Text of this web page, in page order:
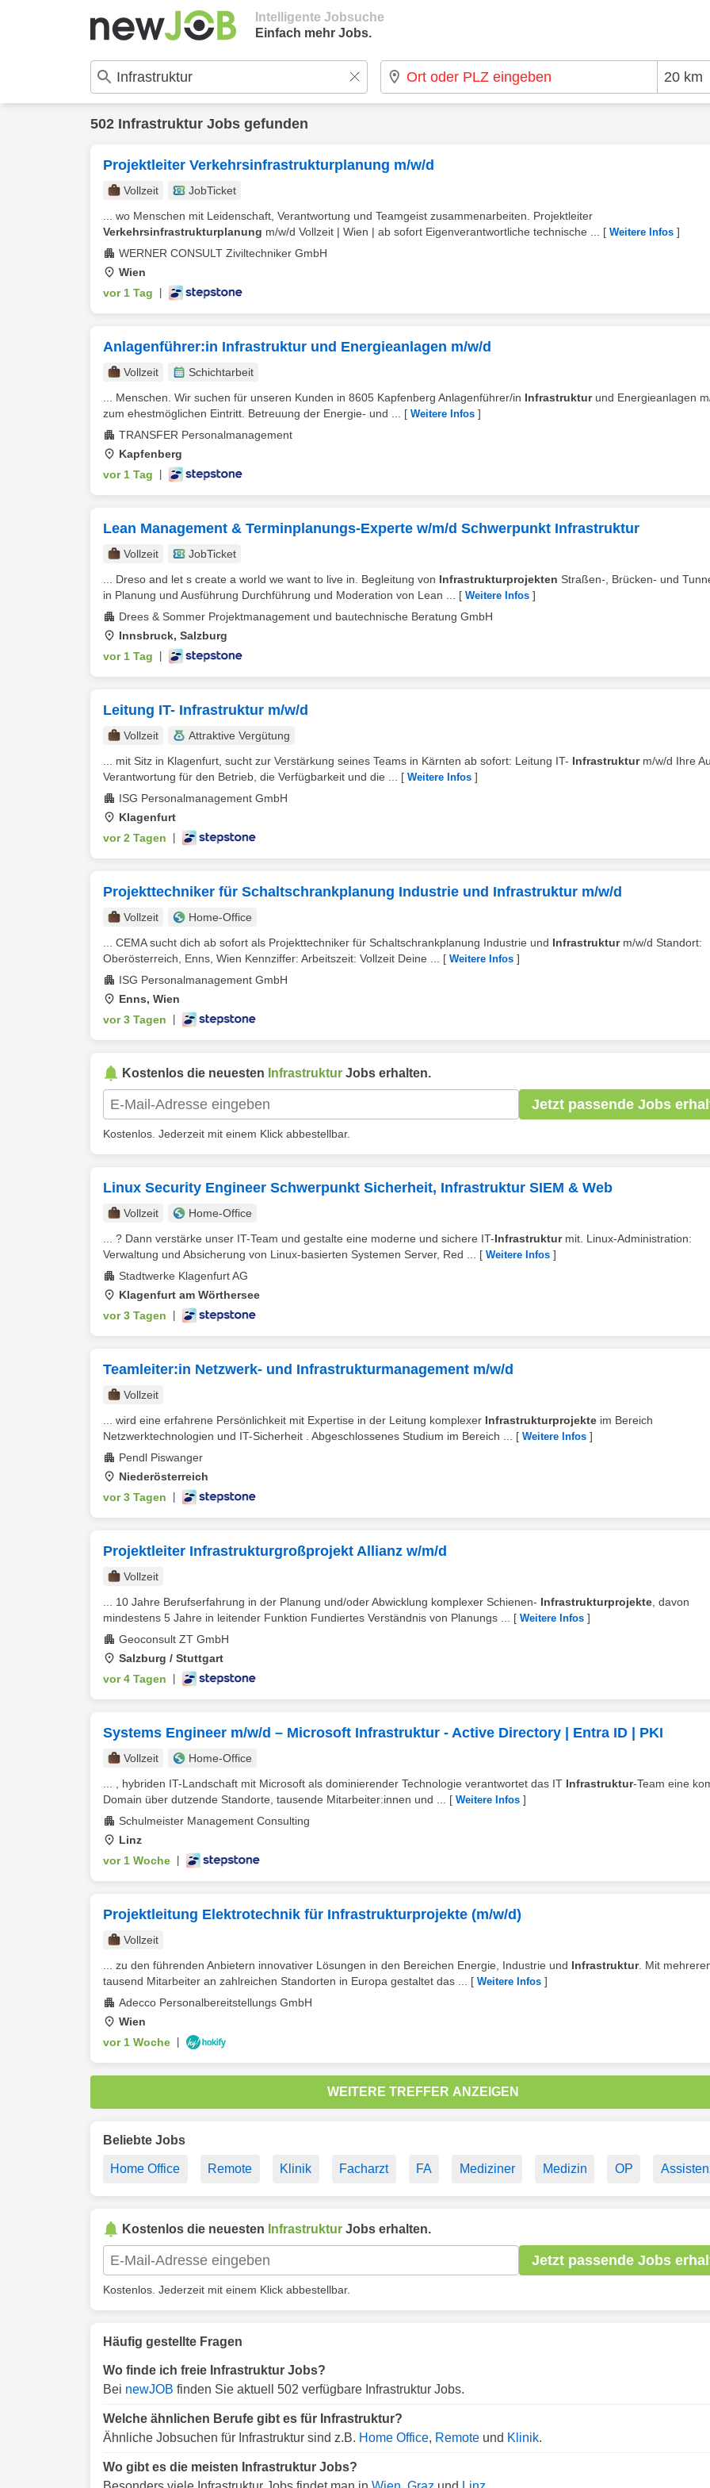
Intelligente Jobsuche
Einfach mehr Jobs.
502 Infrastruktur Jobs gefunden
Projektleiter Verkehrsinfrastrukturplanung m/w/d
Vollzeit
JobTicket
... wo Menschen mit Leidenschaft, Verantwortung und Teamgeist zusammenarbeiten. Projektleiter
Verkehrsinfrastrukturplanung m/w/d Vollzeit | Wien | ab sofort Eigenverantwortliche technische ... [ Weitere Infos ]
WERNER CONSULT Ziviltechniker GmbH
Wien
vor 1 Tag
Anlagenführer:in Infrastruktur und Energieanlagen m/w/d
Vollzeit
Schichtarbeit
... Menschen. Wir suchen für unseren Kunden in 8605 Kapfenberg Anlagenführer/in Infrastrukturund Energieanlagen
zum ehestmöglichen Eintritt. Betreuung der Energie- und ...
[ Weitere Infos ]
TRANSFER Personalmanagement
Kapfenberg
vor 1 Tag
Lean Management & Terminplanungs-Experte w/m/d Schwerpunkt Infrastruktur
Vollzeit
JobTicket
... Dreso and let s create a world we want to live in. Begleitung von Infrastrukturprojekten Straßen-, Brücken- und
in Planung und Ausführung Durchführung und Moderation von Lean ...
[ Weitere Infos ]
Drees & Sommer Projektmanagement und bautechnische Beratung GmbH
Innsbruck, Salzburg
vor 1 Tag
Leitung IT- Infrastruktur m/w/d
Vollzeit
Attraktive Vergütung
... mit Sitz in Klagenfurt, sucht zur Verstärkung seines Teams in Kärnten ab sofort: Leitung IT- Infrastrukturm/w/d Ihre
Verantwortung für den Betrieb, die Verfügbarkeit und die ...
[ Weitere Infos ]
ISG Personalmanagement GmbH
Klagenfurt
vor 2 Tagen
Projekttechniker für Schaltschrankplanung Industrie und Infrastruktur m/w/d
Vollzeit
Home-Office
... CEMA sucht dich ab sofort als Projekttechniker für Schaltschrankplanung Industrie und Infrastrukturm/w/d Standort:
Oberösterreich, Enns, Wien Kennziffer: Arbeitszeit: Vollzeit Deine ...
[ Weitere Infos ]
ISG Personalmanagement GmbH
Enns, Wien
vor 3 Tagen
Kostenlos die neuesten Infrastruktur Jobs erhalten.
Jetzt passende Jobs
Kostenlos. Jederzeit mit einem Klick abbestellbar.
Linux Security Engineer Schwerpunkt Sicherheit, Infrastruktur SIEM & Web
Vollzeit
Home-Office
... ? Dann verstärke unser IT-Team und gestalte eine moderne und sichere IT-Infrastrukturmit. Linux-Administration:
Verwaltung und Absicherung von Linux-basierten Systemen Server, Red ...
[ Weitere Infos ]
Stadtwerke Klagenfurt AG
Klagenfurt am Wörthersee
vor 3 Tagen
Teamleiter:in Netzwerk- und Infrastrukturmanagement m/w/d
Vollzeit
... wird eine erfahrene Persönlichkeit mit Expertise in der Leitung komplexer Infrastrukturprojekte im Bereich
Netzwerktechnologien und IT-Sicherheit . Abgeschlossenes Studium im Bereich ...
[ Weitere Infos ]
Pendl Piswanger
Niederösterreich
vor 3 Tagen
Projektleiter Infrastrukturgroßprojekt Allianz w/m/d
Vollzeit
... 10 Jahre Berufserfahrung in der Planung und/oder Abwicklung komplexer Schienen- Infrastrukturprojekte , davon
mindestens 5 Jahre in leitender Funktion Fundiertes Verständnis von Planungs ...
[ Weitere Infos ]
Geoconsult ZT GmbH
Salzburg / Stuttgart
vor 4 Tagen
Systems Engineer m/w/d – Microsoft Infrastruktur - Active Directory | Entra ID | PKI
Vollzeit
Home-Office
... , hybriden IT-Landschaft mit Microsoft als dominierender Technologie verantwortet das IT Infrastruktur-Team eine
Domain über dutzende Standorte, tausende Mitarbeiter:innen und ...
[ Weitere Infos ]
Schulmeister Management Consulting
Linz
vor 1 Woche
Projektleitung Elektrotechnik für Infrastrukturprojekte (m/w/d)
Vollzeit
... zu den führenden Anbietern innovativer Lösungen in den Bereichen Energie, Industrie und Infrastruktur. Mit
tausend Mitarbeiter an zahlreichen Standorten in Europa gestaltet das ...
[ Weitere Infos ]
Adecco Personalbereitstellungs GmbH
Wien
vor 1 Woche
WEITERE TREFFER ANZEIGEN
Beliebte Jobs
Home Office Remote Klinik Facharzt FA Mediziner Medizin OP
Kostenlos die neuesten Infrastruktur Jobs erhalten.
Jetzt passende Jobs
Kostenlos. Jederzeit mit einem Klick abbestellbar.
Häufig gestellte Fragen
Wo finde ich freie Infrastruktur Jobs?
Bei newJOB finden Sie aktuell 502 verfügbare Infrastruktur Jobs.
Welche ähnlichen Berufe gibt es für Infrastruktur?
Ähnliche Jobsuchen für Infrastruktur sind z.B. Home Office, Remote und Klinik.
Wo gibt es die meisten Infrastruktur Jobs?